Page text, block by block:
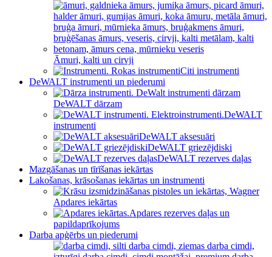
Āmuri, kalti un cirvji
Citi instrumenti
DeWALT instrumenti un piederumi
DeWALT dārzam
DeWALT
instrumenti
DeWALT aksesuāri
DeWALT griezējdiski
DeWALT rezerves daļas
Mazgāšanas un tīrīšanas iekārtas
Lakošanas, krāsošanas iekārtas un instrumenti
Apdares iekārtas
Apdares rezerves daļas un
papildaprīkojums
Darba apģērbs un piederumi